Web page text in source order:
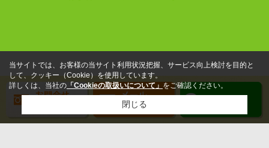
当サイトでは、お客様の当サイト利用状況把握、サービス向上検討を目的と
して、クッキー（Cookie）を使用しています。
詳しくは、当社の 「Cookieの取扱いについて」 をご確認ください。
閉じる